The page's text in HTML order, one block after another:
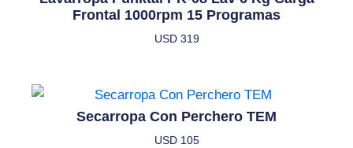
Frontal 1000rpm 15 Programas
USD319
Secarropa Con Perchero TEM
USD105